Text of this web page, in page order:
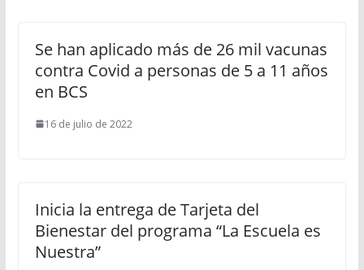
Se han aplicado más de 26 mil vacunas
contra Covid a personas de 5 a 11 años
en BCS
16 de julio de 2022
Inicia la entrega de Tarjeta del
Bienestar del programa “La Escuela es
Nuestra”